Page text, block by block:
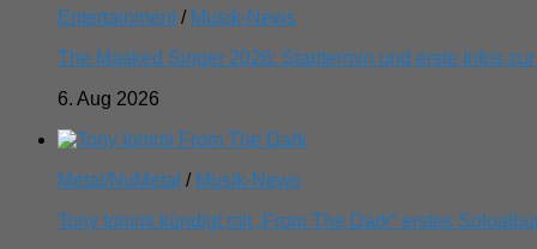
Entertainment / Musik-News
The Masked Singer 2026: Starttermin und erste Infos zur
6. Aug 2026
Metal/NuMetal / Musik-News
Tony Iommi kündigt mit „From The Dark“ erstes